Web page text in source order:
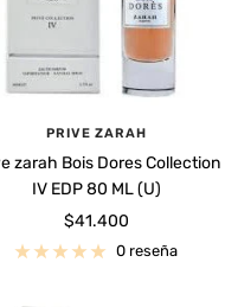
PRIVE ZARAH
zarah Bois Dores Collection
IV EDP 80 ML (U)
Precio
de
$41.400
0 reseña